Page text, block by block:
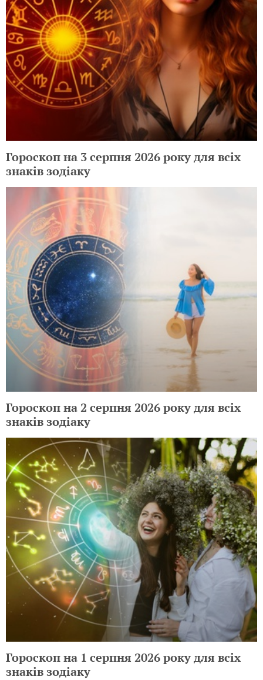
Гороскоп на 3 серпня 2026 року для всіх
знаків зодіаку
Гороскоп на 2 серпня 2026 року для всіх
знаків зодіаку
Гороскоп на 1 серпня 2026 року для всіх
знаків зодіаку